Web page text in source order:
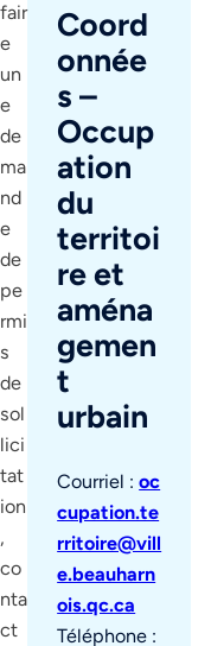
fair
e
un
e
de
ma
nd
e
de
pe
rmi
s
de
sol
lici
tat
ion
,
co
nta
ct
Coord
onnée
s –
Occup
ation
du
territoi
re et
aména
gemen
t
urbain
Courriel :oc
cupation.te
rritoire@vill
e.beauharn
ois.qc.ca
Téléphone :